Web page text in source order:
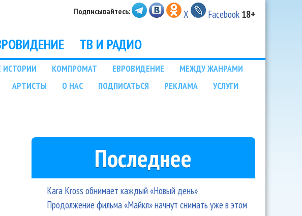
Подписывайтесь: X Facebook 18+
ТВ И РАДИО
КОМПРОМАТ ЕВРОВИДЕНИЕ
МЕЖДУ ЖАНРАМИ
АРТИСТЫ О НАС ПОДПИСАТЬСЯ РЕКЛАМА
УСЛУГИ
Последнее
Kara Kross обнимает каждый «Новый день»
Продолжение фильма «Майкл» начнут снимать уже в этом